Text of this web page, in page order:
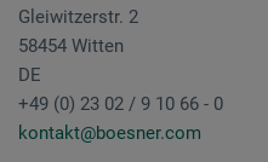
Gleiwitzerstr. 2
58454 Witten
DE
+49 (0) 23 02 / 9 10 66 - 0
kontakt@boesner.com